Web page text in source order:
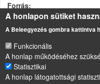
Forrás
https://lexikon.mokkka.hu/
LÁBLÉC
Impresszum
Sütikezelési szabályzat
A honlapon sütiket
A Beleegyezés gombra kattintva
Funkcionális
A honlap működéséhez
Statisztikai
A honlap látogatottsági